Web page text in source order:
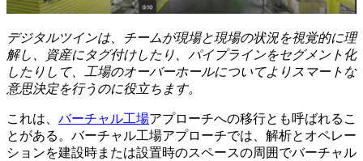
デジタルツインは、チームが現場と現場の状況を視覚的に理
解し、資産にタグ付けしたり、パイプラインをセグメント化
したりして、工場のオーバーホールについてよりスマートな
意思決定を行うのに役立ちます。
これは、 バーチャル工場アプローチへの移行とも呼ばれるこ
とがある。バーチャル工場アプローチでは、解析とオペレー
ションを建設時または設置時のスペースの周囲でバーチャル